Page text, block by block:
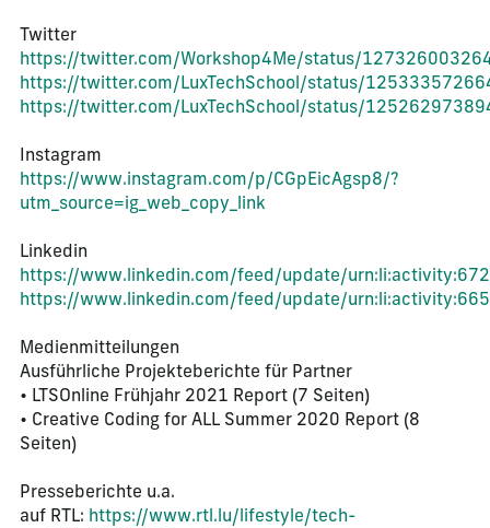
Twitter
https://twitter.com/Workshop4Me/status/
https://twitter.com/LuxTechSchool/status/
https://twitter.com/LuxTechSchool/status/
Instagram
https://www.instagram.com/p/CGpEicAgsp8/?
utm_source=ig_web_copy_link
Linkedin
https://www.linkedin.com/feed/update/
https://www.linkedin.com/feed/update/
Medienmitteilungen
Ausführliche Projekteberichte für Partner
• LTSOnline Frühjahr 2021 Report (7 Seiten)
• Creative Coding for ALL Summer 2020 Report (8
Seiten)
Presseberichte u.a.
auf RTL: https://www.rtl.lu/lifestyle/tech-